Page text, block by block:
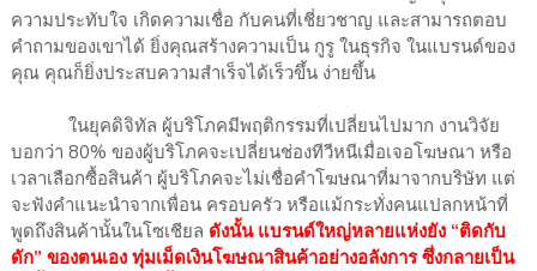
ความประทับใจ เกิดความเชื่อ กับคนที่เชี่ยวชาญ และสามารถตอบ
คำถามของเขาได้ ยิ่งคุณสร้างความเป็น กูรู ในธุรกิจ ในแบรนด์ของ
คุณ คุณก็ยิ่งประสบความสำเร็จได้เร็วขึ้น ง่ายขึ้น
ในยุคดิจิทัล ผู้บริโภคมีพฤติกรรมที่เปลี่ยนไปมาก งานวิจัย
บอกว่า 80% ของผู้บริโภคจะเปลี่ยนช่องทีวีหนีเมื่อเจอโฆษณา หรือ
เวลาเลือกซื้อสินค้า ผู้บริโภคจะไม่เชื่อคำโฆษณาที่มาจากบริษัท แต่
จะฟังคำแนะนำจากเพื่อน ครอบครัว หรือแม้กระทั่งคนแปลกหน้าที่
พูดถึงสินค้านั้นในโซเชียล ดังนั้น แบรนด์ใหญ่หลายแห่งยัง “ติดกับ
ดัก” ของตนเอง ทุ่มเม็ดเงินโฆษณาสินค้าอย่างอลังการ ซึ่งกลายเป็น